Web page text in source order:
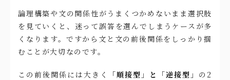
論理構築や文の関係性がうまくつかめないまま選択肢
を見ていくと、迷って誤答を選んでしまうケースが多
くなります。ですから文と文の前後関係をしっかり掴
むことが大切なのです。
この前後関係には大きく 「順接型」と「逆接型」 の2